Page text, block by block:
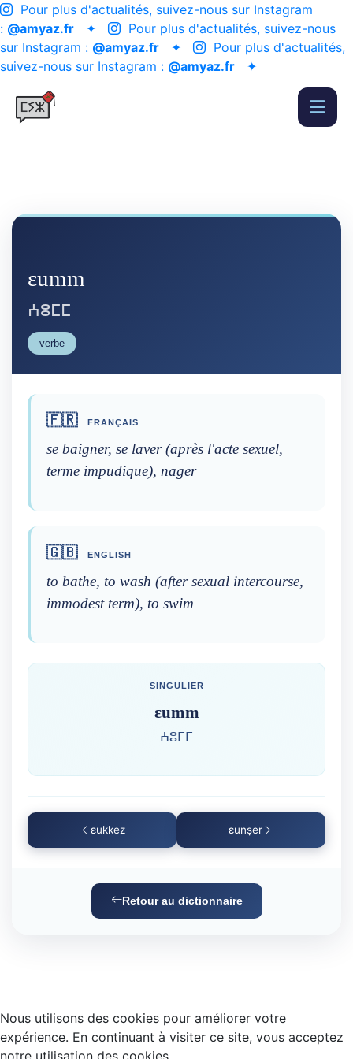
Pour plus d'actualités, suivez-nous sur Instagram
: @amyaz.fr ✦
Pour plus d'actualités, suivez-nous
sur Instagram : @amyaz.fr ✦
Pour plus d'actualités,
suivez-nous sur Instagram : @amyaz.fr ✦
ɛumm
ⵄⵓⵎⵎ
verbe
🇫🇷 FRANÇAIS
se baigner, se laver (après l'acte sexuel,
terme impudique), nager
🇬🇧 ENGLISH
to bathe, to wash (after sexual intercourse,
immodest term), to swim
SINGULIER
ɛumm
ⵄⵓⵎⵎ
ɛukkez ɛunṣer
Retour au dictionnaire
Nous utilisons des cookies pour améliorer votre
expérience. En continuant à visiter ce site, vous acceptez
notre utilisation des cookies.